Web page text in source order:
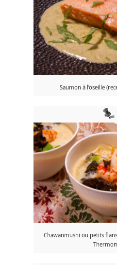
Saumon à l’oseille
Chawanmushi ou petits